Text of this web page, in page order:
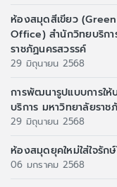
ห้องสมุดสีเขียว
Office) สำนักวิทยบริกา
ราชภัฏนครสวรรค์
29 มิถุนายน 2568
การพัฒนารูปแบบการให้
บริการ มหาวิทยาลัยราช
29 มิถุนายน 2568
ห้องสมุดยุคใหม่ใส่ใจรัก
06 มกราคม 2568